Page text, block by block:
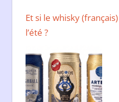
Et si le whisky
l’été ?